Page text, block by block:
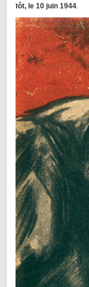
tôt, le 10 juin 1944.